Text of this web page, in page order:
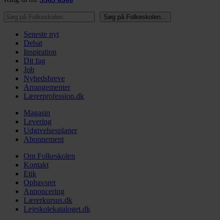
Søg på Folkeskolen…
Søg på Folkeskolen…
Seneste nyt
Debat
Inspiration
Dit fag
Job
Nyhedsbreve
Arrangementer
Lærerprofession.dk
Magasin
Levering
Udgivelsesplaner
Abonnement
Om Folkeskolen
Kontakt
Etik
Ophavsret
Annoncering
Lærerkursus.dk
Lejrskolekataloget.dk